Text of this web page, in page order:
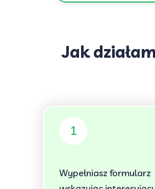
Jak
1
Wypełniasz formularz